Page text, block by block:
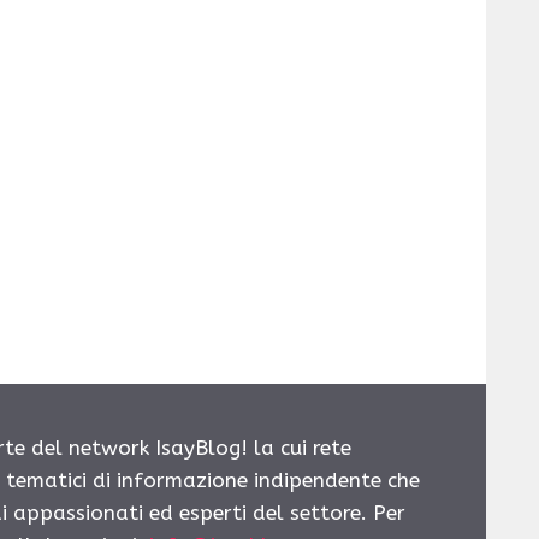
del network IsayBlog! la cui rete
di informazione indipendente che
ed esperti del settore. Per